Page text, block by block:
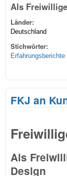
Als
Länder:
Deutschland
Stichwörter:
Erfahrungsberichte
FKJ an
Als
Design